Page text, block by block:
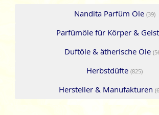
Nandita Parfüm Öle (39)
Parfümöle für Körper & Geist
Duftöle & ätherische Öle
Herbstdüfte (825)
Hersteller & Manufakturen